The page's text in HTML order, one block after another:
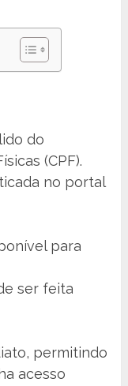
do
(CPF).
no portal
para
ser feita
permitindo
acesso